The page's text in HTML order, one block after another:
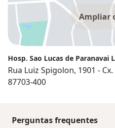
Ampliar
Hosp. Sao Lucas de Paranavai
Rua Luiz Spigolon, 1901 -
87703-400
Perguntas frequentes